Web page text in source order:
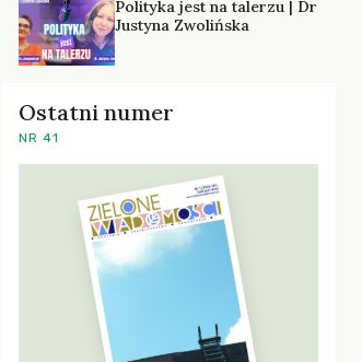
Polityka jest na talerzu | Dr
Justyna Zwolińska
Ostatni numer
NR 41